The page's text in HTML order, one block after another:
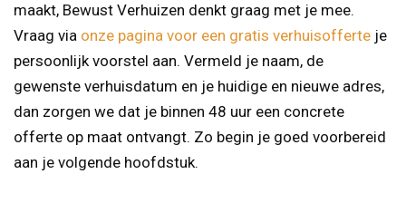
maakt, Bewust Verhuizen denkt graag met je mee.
Vraag via onze pagina voor een gratis verhuisofferte je
persoonlijk voorstel aan. Vermeld je naam, de
gewenste verhuisdatum en je huidige en nieuwe adres,
dan zorgen we dat je binnen 48 uur een concrete
offerte op maat ontvangt. Zo begin je goed voorbereid
aan je volgende hoofdstuk.